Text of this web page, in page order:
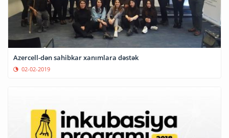
Azercell-dən sahibkar xanımlara dəstək
02-02-2019